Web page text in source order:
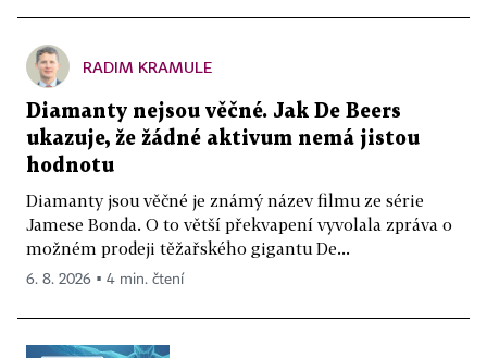
RADIM KRAMULE
Diamanty nejsou věčné. Jak De Beers
ukazuje, že žádné aktivum nemá jistou
hodnotu
Diamanty jsou věčné je známý název filmu ze série
Jamese Bonda. O to větší překvapení vyvolala zpráva o
možném prodeji těžařského gigantu De...
6. 8. 2026 ▪ 4 min. čtení